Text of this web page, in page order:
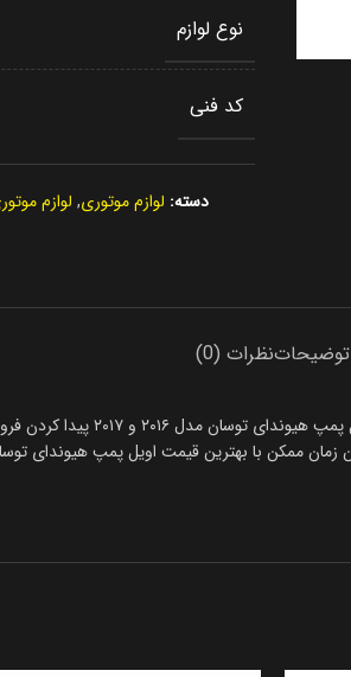
نوع لوازم
کد فنی
دسته: لوازم موتوری, لوازم
توضیحاتنظرات (0)
همیشه خرید اویل پمپ هیوندای